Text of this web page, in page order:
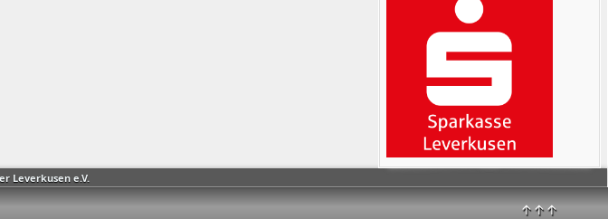
Leverkusen e.V.
↑↑↑